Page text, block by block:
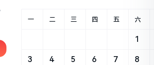
一 二 三 四 五 六
1
3 4 5 6 7 8